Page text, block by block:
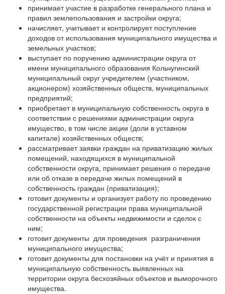
принимает участие в разработке генерального плана и
правил землепользования и застройки округа;
начисляет, учитывает и контролирует поступление
доходов от использования муниципального имущества и
земельных участков;
выступает по поручению администрации округа от
имени муниципального образования Кольчугинский
муниципальный округ учредителем (участником,
акционером) хозяйственных обществ, муниципальных
предприятий;
приобретает в муниципальную собственность округа в
соответствии с решениями администрации округа
имущество, в том числе акции (доли в уставном
капитале) хозяйственных обществ;
рассматривает заявки граждан на приватизацию жилых
помещений, находящихся в муниципальной
собственности округа, принимает решения о передаче
или об отказе в передаче жилых помещений в
собственность граждан (приватизация);
готовит документы и организует работу по проведению
государственной регистрации права муниципальной
собственности на объекты недвижимости и сделок с
ним;
готовит документы для проведения разграничения
муниципального имущества;
готовит документы для постановки на учёт и принятия в
муниципальную собственность выявленных на
территории округа бесхозяйных объектов и выморочного
имущества.